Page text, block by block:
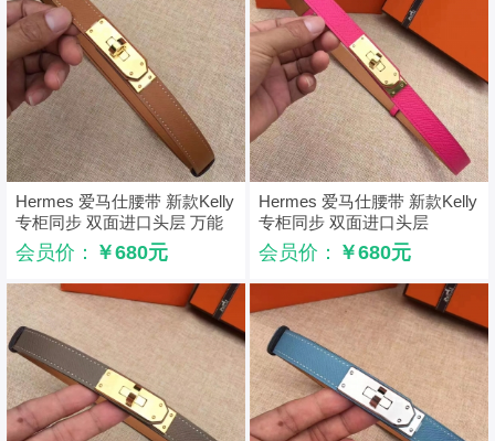
Hermes 爱马仕腰带 新款Kelly
专柜同步 双面进口头层 万能
腰带 淡橙色
会员价： ￥680元
Hermes 爱马仕腰带 新款Kelly
专柜同步 双面进口头层
Hermes腰带 粉红色
会员价： ￥680元